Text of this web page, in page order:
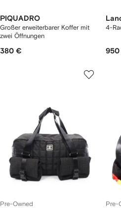
PIQUADRO
Großer erweiterbarer Koffer mit
zwei Öffnungen
380 €
4-
Pre-Owned Pre-